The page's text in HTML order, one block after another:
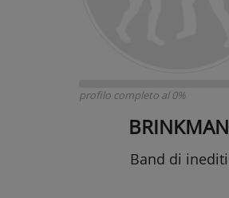
profilo completo al 0%
BRINKMAN
Band di inediti